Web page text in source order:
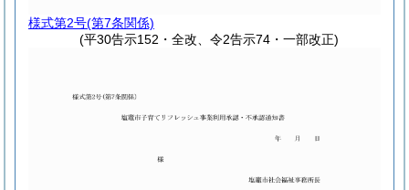
様式第2号(第7条関係)
(平30告示152・全改、令2告示74・一部改正)